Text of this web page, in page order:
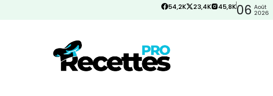
54,2K 23,4K 45,8K06 Août
2026